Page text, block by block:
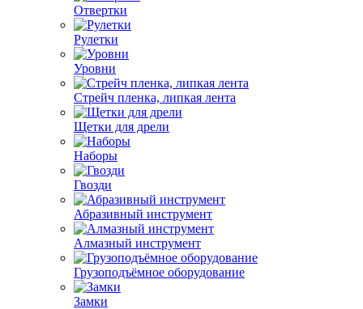
Отвертки
Рулетки
Уровни
Стрейч пленка, липкая лента
Щетки для дрели
Наборы
Гвозди
Абразивный инструмент
Алмазный инструмент
Грузоподъёмное оборудование
Замки